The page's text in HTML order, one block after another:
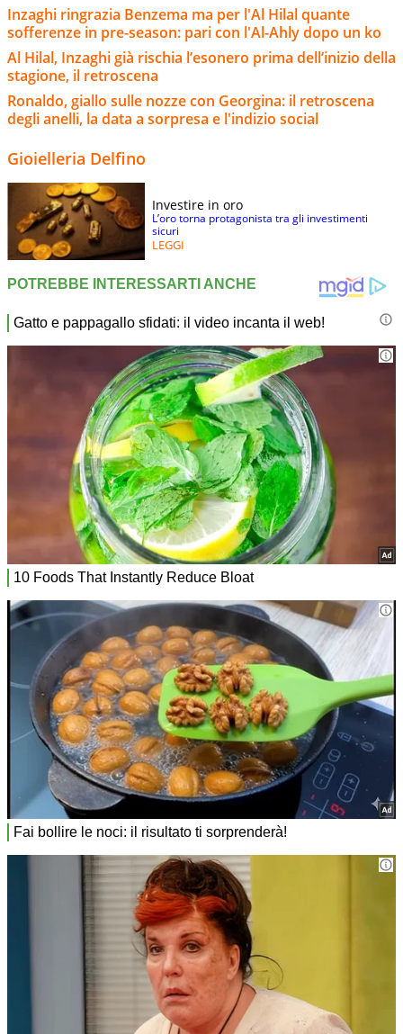
Inzaghi ringrazia Benzema ma per l'Al Hilal quante
sofferenze in pre-season: pari con l'Al-Ahly dopo un ko
Al Hilal, Inzaghi già rischia l’esonero prima dell’inizio della
stagione, il retroscena
Ronaldo, giallo sulle nozze con Georgina: il retroscena
degli anelli, la data a sorpresa e l'indizio social
Gioielleria Delfino
Investire in oro
L’oro torna protagonista tra gli investimenti
sicuri
LEGGI